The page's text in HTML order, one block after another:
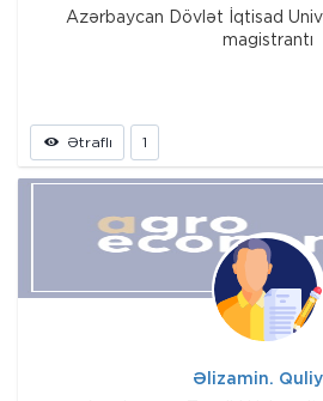
Azərbaycan Dövlət İqtisad
magistrantı
Ətraflı 1
Əlizamin.